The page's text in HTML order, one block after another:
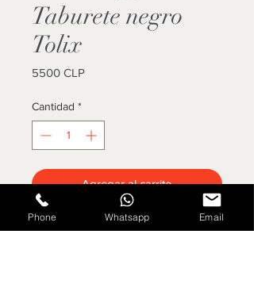
Taburete negro
Tolix
5500 CLPPrecio
Cantidad *
Agregar al carrito
Cotizar
Phone Whatsapp Email